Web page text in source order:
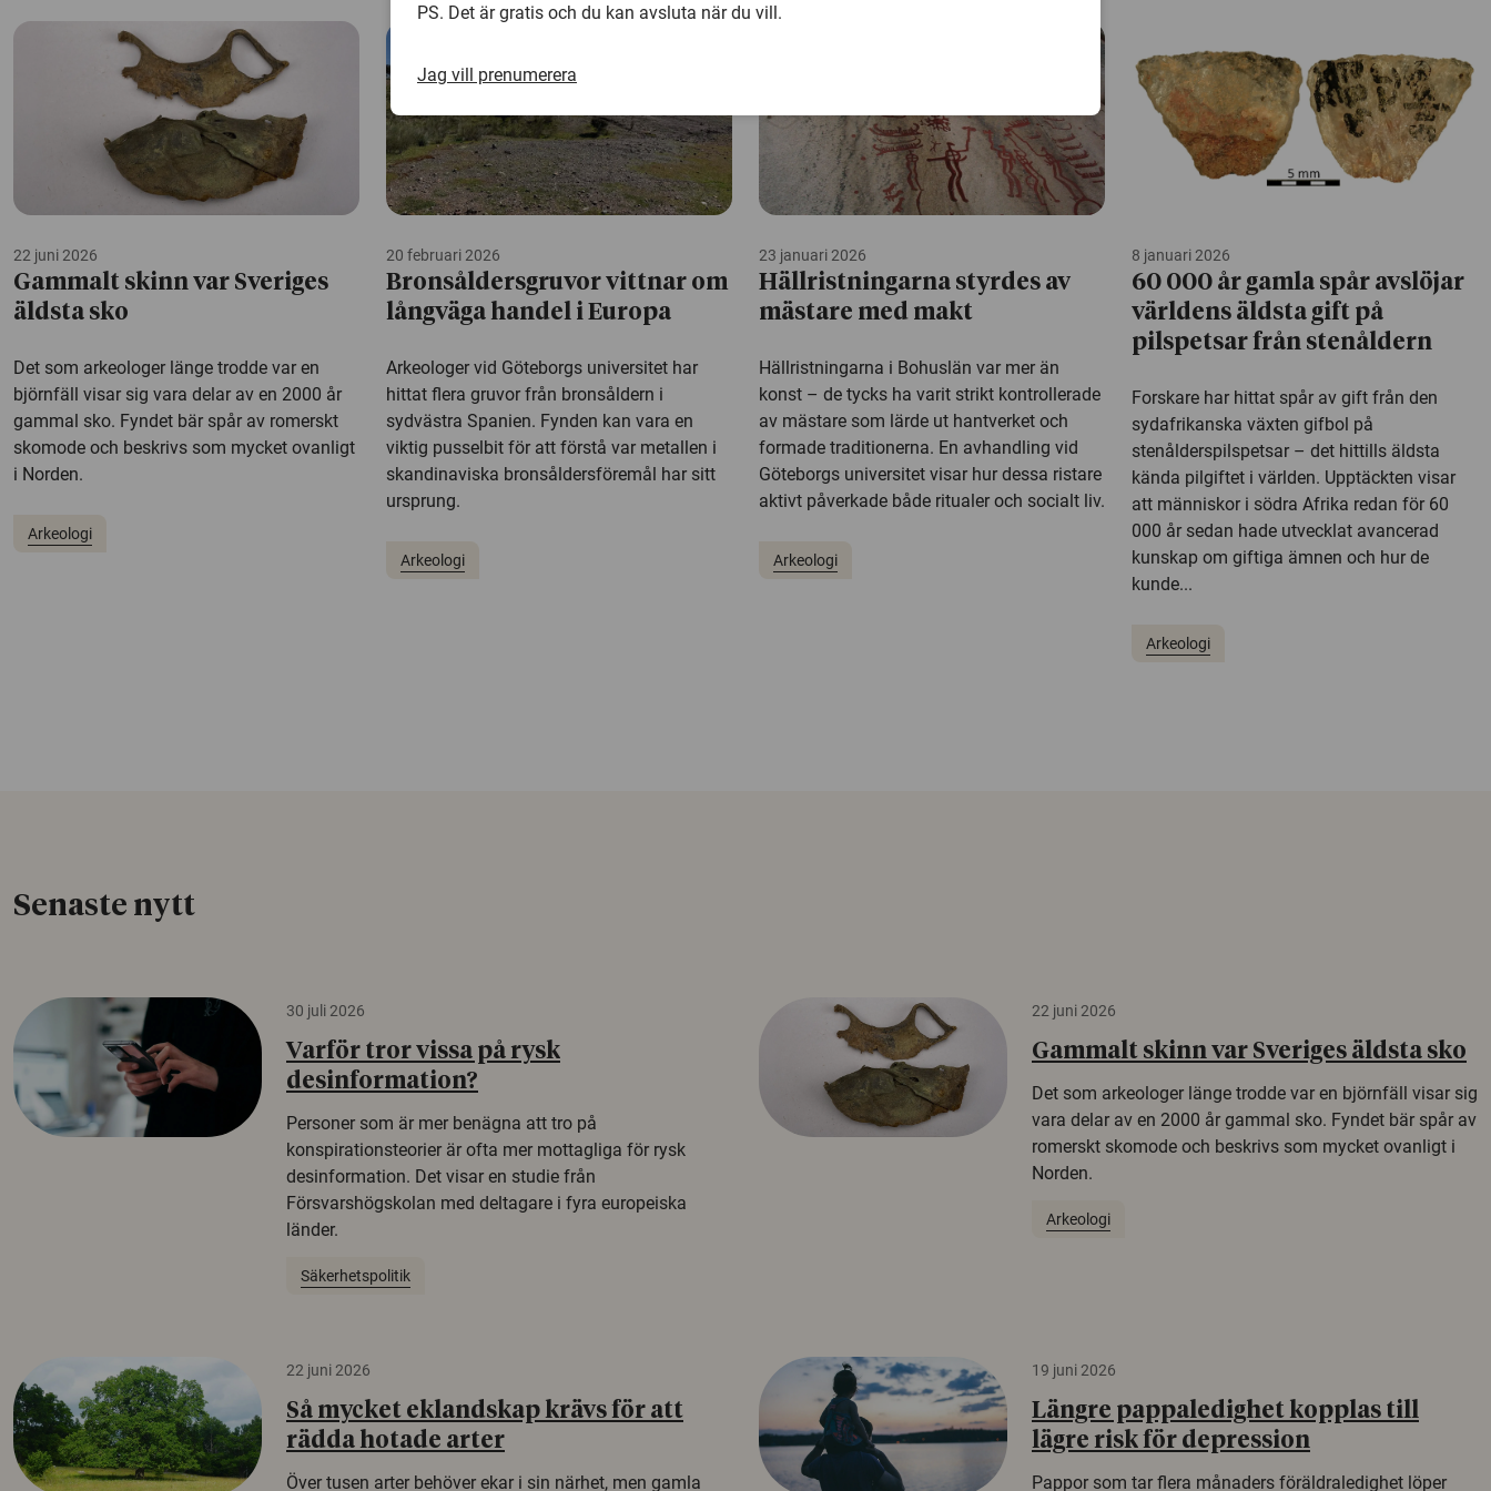
22 juni 2026
Gammalt skinn var Sveriges
äldsta sko
Det som arkeologer länge trodde var en
björnfäll visar sig vara delar av en 2000 år
gammal sko. Fyndet bär spår av romerskt
skomode och beskrivs som mycket ovanligt
i Norden.
Arkeologi
20 februari 2026
Bronsåldersgruvor vittnar om
långväga handel i Europa
Arkeologer vid Göteborgs universitet har
hittat flera gruvor från bronsåldern i
sydvästra Spanien. Fynden kan vara en
viktig pusselbit för att förstå var metallen i
skandinaviska bronsåldersföremål har sitt
ursprung.
Arkeologi
23 januari 2026
Hällristningarna styrdes av
mästare med makt
Hällristningarna i Bohuslän var mer än
konst – de tycks ha varit strikt kontrollerade
av mästare som lärde ut hantverket och
formade traditionerna. En avhandling vid
Göteborgs universitet visar hur dessa ristare
aktivt påverkade både ritualer och socialt liv.
Arkeologi
8 januari 2026
60 000 år gamla spår avslöjar
världens äldsta gift på
pilspetsar från stenåldern
Forskare har hittat spår av gift från den
sydafrikanska växten gifbol på
stenålderspilspetsar – det hittills äldsta
kända pilgiftet i världen. Upptäckten visar
att människor i södra Afrika redan för 60
000 år sedan hade utvecklat avancerad
kunskap om giftiga ämnen och hur de
kunde...
Arkeologi
Senaste nytt
30 juli 2026
Varför tror vissa på rysk
desinformation?
Personer som är mer benägna att tro på
konspirationsteorier är ofta mer mottagliga för rysk
desinformation. Det visar en studie från
Försvarshögskolan med deltagare i fyra europeiska
länder.
Säkerhetspolitik
22 juni 2026
Gammalt skinn var Sveriges äldsta sko
Det som arkeologer länge trodde var en björnfäll visar sig
vara delar av en 2000 år gammal sko. Fyndet bär spår av
romerskt skomode och beskrivs som mycket ovanligt i
Norden.
Arkeologi
22 juni 2026
Så mycket eklandskap krävs för att
rädda hotade arter
Över tusen arter behöver ekar i sin närhet, men gamla
19 juni 2026
Längre pappaledighet kopplas till
lägre risk för depression
Pappor som tar flera månaders föräldraledighet löper
PS. Det är gratis och du kan avsluta när du vill.
Jag vill prenumerera